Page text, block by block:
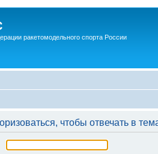
ракетомодельного спорта России
чтобы отвечать в